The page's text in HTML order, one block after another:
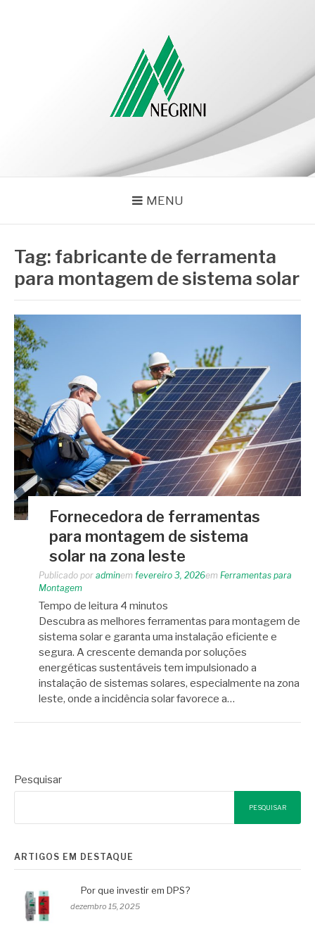
MENU
Tag: fabricante de ferramenta
para montagem de sistema solar
Fornecedora de ferramentas
para montagem de sistema
solar na zona leste
Publicado por adminem fevereiro 3, 2026em Ferramentas para
Montagem
Tempo de leitura 4 minutos
Descubra as melhores ferramentas para montagem de
sistema solar e garanta uma instalação eficiente e
segura. A crescente demanda por soluções
energéticas sustentáveis tem impulsionado a
instalação de sistemas solares, especialmente na zona
leste, onde a incidência solar favorece a…
Pesquisar
PESQUISAR
ARTIGOS EM DESTAQUE
Por que investir em DPS?
dezembro 15, 2025